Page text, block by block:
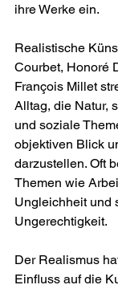
ihre Werke ein.
Realistische
Courbet, Honoré
François Millet
Alltag, die Natur,
und soziale
objektiven Blick
darzustellen. Oft
Themen wie
Ungleichheit und
Ungerechtigkeit.
Der Realismus
Einfluss auf die